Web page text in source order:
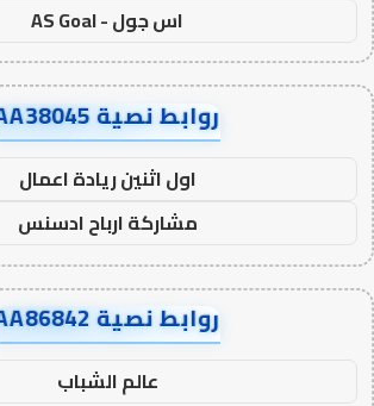
اس جول - AS Goal
روابط نصية AA38045
اول اثنين ريادة اعمال
مشاركة ارباح ادسنس
روابط نصية AA86842
عالم الشباب